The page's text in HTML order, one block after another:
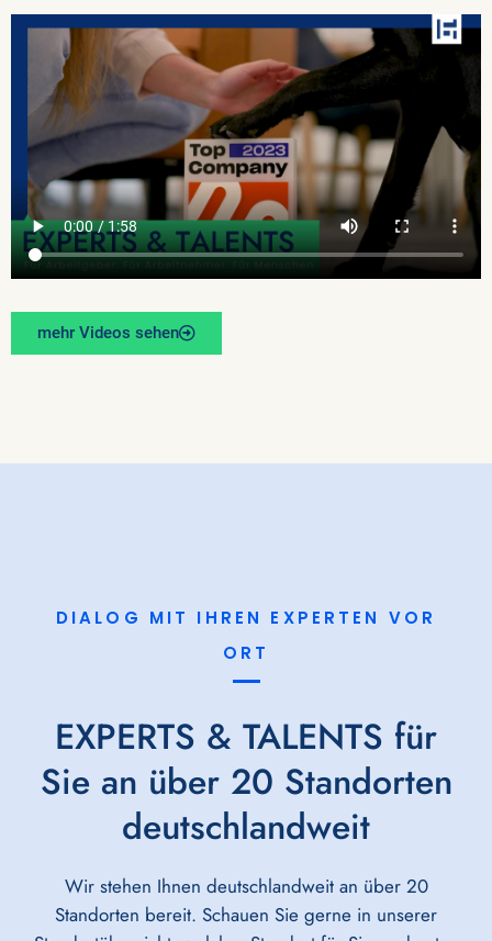
mehr Videos sehen
DIALOG MIT IHREN EXPERTEN VOR
ORT
EXPERTS & TALENTS für
Sie an über 20 Standorten
deutschlandweit
Wir stehen Ihnen deutschlandweit an über 20
Standorten bereit. Schauen Sie gerne in unserer